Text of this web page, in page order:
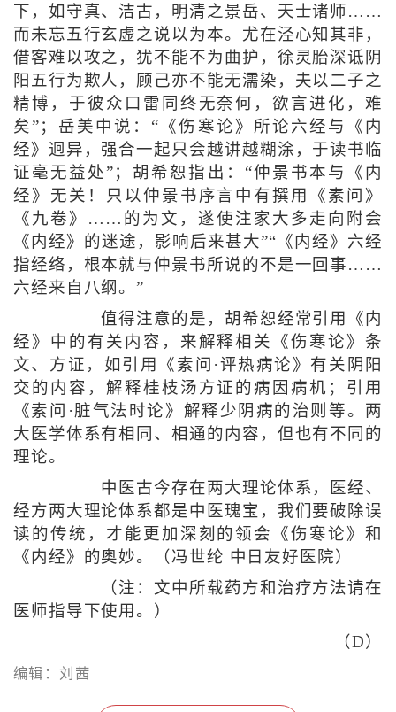
下，如守真、洁古，明清之景岳、天士诸师……
而未忘五行玄虚之说以为本。尤在泾心知其非，
借客难以攻之，犹不能不为曲护，徐灵胎深诋阴
阳五行为欺人，顾己亦不能无濡染，夫以二子之
精博，于彼众口雷同终无奈何，欲言进化，难
矣”；岳美中说：“《伤寒论》所论六经与《内
经》迥异，强合一起只会越讲越糊涂，于读书临
证毫无益处”；胡希恕指出：“仲景书本与《内
经》无关！只以仲景书序言中有撰用《素问》
《九卷》……的为文，遂使注家大多走向附会
《内经》的迷途，影响后来甚大”“《内经》六经
指经络，根本就与仲景书所说的不是一回事……
六经来自八纲。”
值得注意的是，胡希恕经常引用《内
经》中的有关内容，来解释相关《伤寒论》条
文、方证，如引用《素问·评热病论》有关阴阳
交的内容，解释桂枝汤方证的病因病机；引用
《素问·脏气法时论》解释少阴病的治则等。两
大医学体系有相同、相通的内容，但也有不同的
理论。
中医古今存在两大理论体系，医经、
经方两大理论体系都是中医瑰宝，我们要破除误
读的传统，才能更加深刻的领会《伤寒论》和
《内经》的奥妙。（冯世纶 中日友好医院）
（注：文中所载药方和治疗方法请在
医师指导下使用。）
（D）
编辑：刘茜